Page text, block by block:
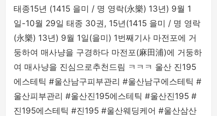
태종15년 (1415 을미 / 명 영락(永樂) 13년) 9월 1
일-10월 29일 태종 30권, 15년(1415 을미 / 명 영락
(永樂) 13년) 9월 1일(을미) 1번째기사 마전포에 거
둥하여 매사냥을 구경하다 마전포(麻田浦)에 거둥하
여 매사냥을 진심으로추천드림 ㅋㅋㅋ 울산 진195
에스테틱 #울산남구피부관리 #울산남구에스테틱 #
울산피부관리 #울산진195에스테틱 #울산진195 #
진195에스테틱 #진195 #울산웨딩케어 #울산삼산